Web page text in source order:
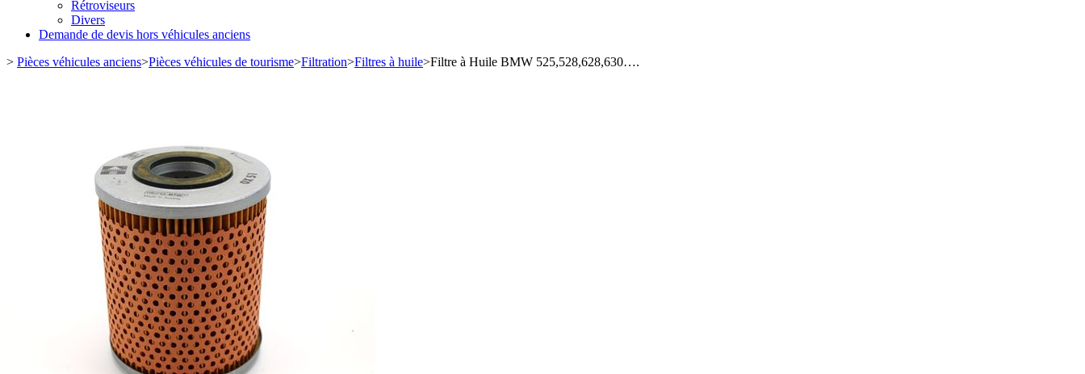
Rétroviseurs
Divers
Demande de devis hors véhicules anciens
> Pièces véhicules anciens>Pièces véhicules de tourisme>Filtration>Filtres à huile>Filtre à Huile BMW 525,528,628,630….